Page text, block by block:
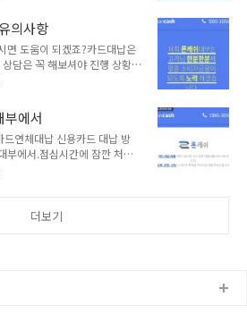
하세요.하지만 누구나 대출
확 줄거나 신용이 좋지 않은
카드생활에 좋은 것은 아닙니
는 분들은 현금이 잘 융통되지
해지기도 하고, 그럴 때일수록
지 중요한 주의점이 있는데요!
이나 인터넷에 떠도는 글이
랫동안 광고를 한 업체여야 하
의사항
면 도움이 되겠죠?카드대납은
담은 꼭 해보셔야 진행 상황을
마다 한도복구가 다르기 때문
문에 그 전에 하는 것이 좋다.
있지만, 연체가 되신 분들도 있
다롭고, 연체가 10일 되시는
합니다. 사람마다 다른 신용조
후 한도대출 시 꼭 전문업체,
부에서
연체대납 신용카드 대납 방
부에서.점심시간에 잠깐 처리
디서나.​​카드연체대납은 전화
납이 가능합니다~카드연체대
은 카드사에 전화하셔서 꼭
더보기